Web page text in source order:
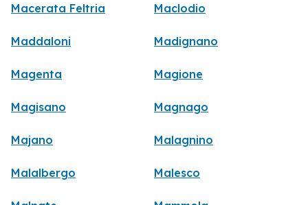
Macerata Feltria Maclodio
Maddaloni Madignano
Magenta Magione
Magisano Magnago
Majano Malagnino
Malalbergo Malesco